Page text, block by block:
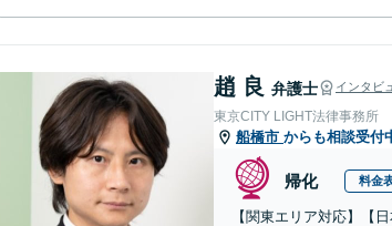
趙 良 弁護士 インタビ
東京CITY LIGHT法律事務所
船橋市 からも相談受付
帰化 料金
【関東エリア対応】【